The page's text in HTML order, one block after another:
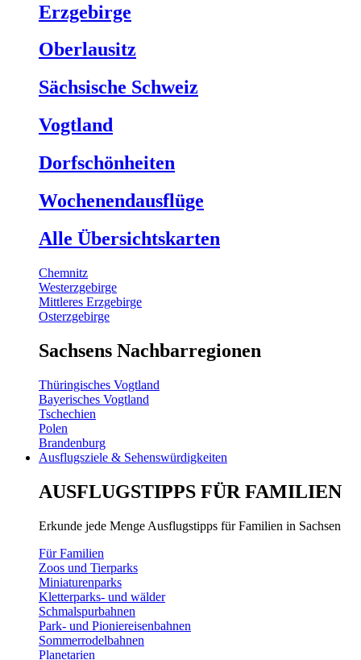
Erzgebirge
Oberlausitz
Sächsische Schweiz
Vogtland
Dorfschönheiten
Wochenendausflüge
Alle Übersichtskarten
Chemnitz
Westerzgebirge
Mittleres Erzgebirge
Osterzgebirge
Sachsens Nachbarregionen
Thüringisches Vogtland
Bayerisches Vogtland
Tschechien
Polen
Brandenburg
Ausflugsziele & Sehenswürdigkeiten
AUSFLUGSTIPPS FÜR FAMILIEN
Erkunde jede Menge Ausflugstipps für Familien in Sachsen
Für Familien
Zoos und Tierparks
Miniaturenparks
Kletterparks- und wälder
Schmalspurbahnen
Park- und Pioniereisenbahnen
Sommerrodelbahnen
Planetarien